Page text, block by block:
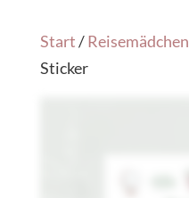
Start/Reisemädchen
Sticker